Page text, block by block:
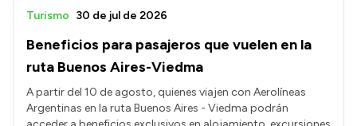
Beneficios para pasajeros que vuelen en la
ruta Buenos Aires-Viedma
Turismo 30 de jul de 2026
A partir del 10 de agosto, quienes viajen con Aerolíneas
Argentinas en la ruta Buenos Aires - Viedma podrán